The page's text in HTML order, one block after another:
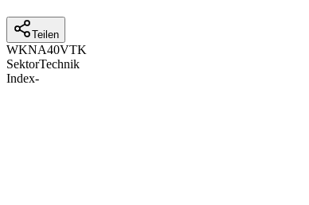
Teilen
WKNA40VTK
SektorTechnik
Index-